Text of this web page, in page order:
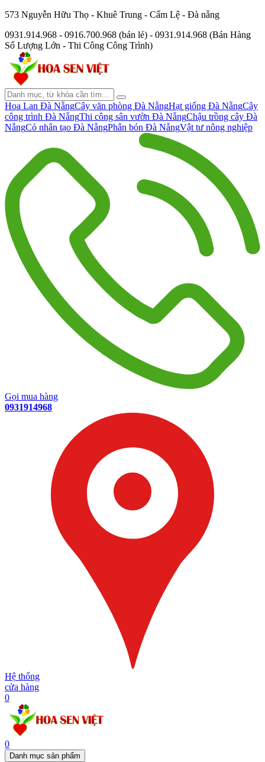
573 Nguyễn Hữu Thọ - Khuê Trung - Cẩm Lệ - Đà nẵng
0931.914.968 - 0916.700.968 (bán lẻ) - 0931.914.968 (Bán Hàng
Số Lượng Lớn - Thi Công Công Trình)
Hoa Lan Đà NẵngCây văn phòng Đà NẵngHạt giống Đà NẵngCây
công trình Đà NẵngThi công sân vườn Đà NẵngChậu trồng cây Đà
NẵngCỏ nhân tạo Đà NẵngPhân bón Đà NẵngVật tư nông nghiệp
Gọi mua hàng
0931914968
Hệ thống
cửa hàng
0
0
Danh mục sản phẩm